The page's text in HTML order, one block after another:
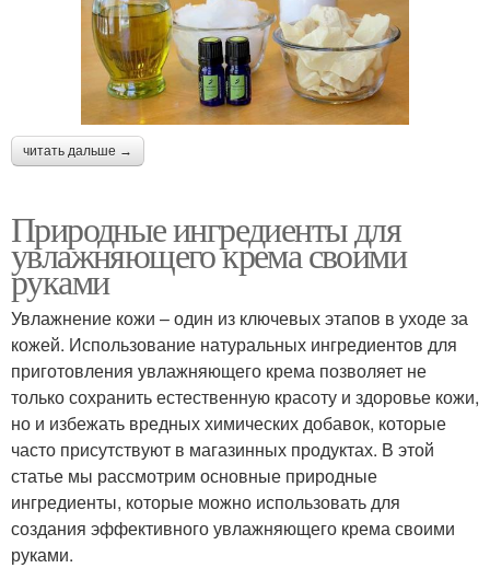
читать дальше →
Природные ингредиенты для
увлажняющего крема своими
руками
Увлажнение кожи – один из ключевых этапов в уходе за
кожей. Использование натуральных ингредиентов для
приготовления увлажняющего крема позволяет не
только сохранить естественную красоту и здоровье кожи,
но и избежать вредных химических добавок, которые
часто присутствуют в магазинных продуктах. В этой
статье мы рассмотрим основные природные
ингредиенты, которые можно использовать для
создания эффективного увлажняющего крема своими
руками.